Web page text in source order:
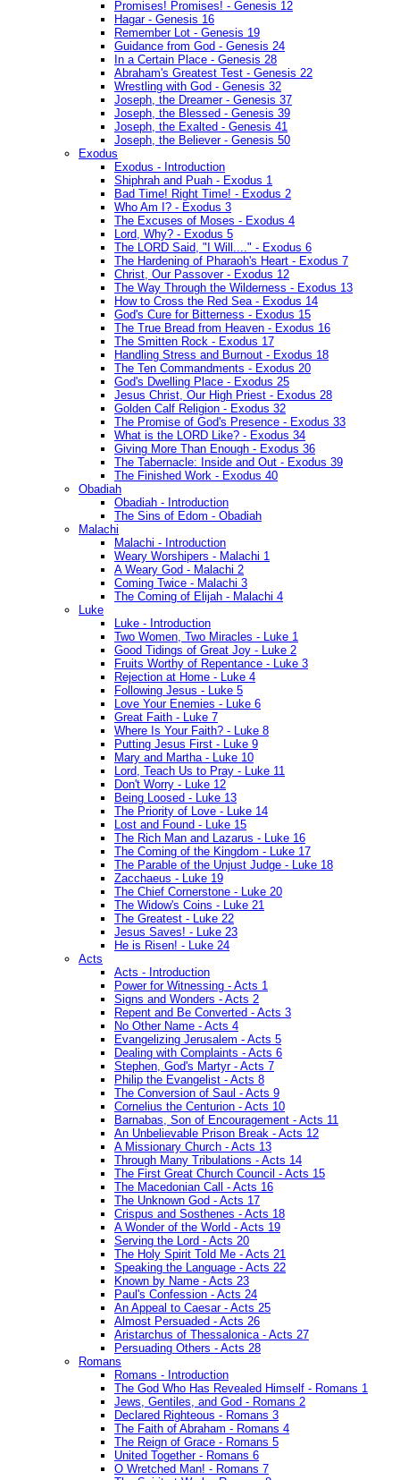
Promises! Promises! - Genesis 12
Hagar - Genesis 16
Remember Lot - Genesis 19
Guidance from God - Genesis 24
In a Certain Place - Genesis 28
Abraham's Greatest Test - Genesis 22
Wrestling with God - Genesis 32
Joseph, the Dreamer - Genesis 37
Joseph, the Blessed - Genesis 39
Joseph, the Exalted - Genesis 41
Joseph, the Believer - Genesis 50
Exodus
Exodus - Introduction
Shiphrah and Puah - Exodus 1
Bad Time! Right Time! - Exodus 2
Who Am I? - Exodus 3
The Excuses of Moses - Exodus 4
Lord, Why? - Exodus 5
The LORD Said, "I Will...." - Exodus 6
The Hardening of Pharaoh's Heart - Exodus 7
Christ, Our Passover - Exodus 12
The Way Through the Wilderness - Exodus 13
How to Cross the Red Sea - Exodus 14
God's Cure for Bitterness - Exodus 15
The True Bread from Heaven - Exodus 16
The Smitten Rock - Exodus 17
Handling Stress and Burnout - Exodus 18
The Ten Commandments - Exodus 20
God's Dwelling Place - Exodus 25
Jesus Christ, Our High Priest - Exodus 28
Golden Calf Religion - Exodus 32
The Promise of God's Presence - Exodus 33
What is the LORD Like? - Exodus 34
Giving More Than Enough - Exodus 36
The Tabernacle: Inside and Out - Exodus 39
The Finished Work - Exodus 40
Obadiah
Obadiah - Introduction
The Sins of Edom - Obadiah
Malachi
Malachi - Introduction
Weary Worshipers - Malachi 1
A Weary God - Malachi 2
Coming Twice - Malachi 3
The Coming of Elijah - Malachi 4
Luke
Luke - Introduction
Two Women, Two Miracles - Luke 1
Good Tidings of Great Joy - Luke 2
Fruits Worthy of Repentance - Luke 3
Rejection at Home - Luke 4
Following Jesus - Luke 5
Love Your Enemies - Luke 6
Great Faith - Luke 7
Where Is Your Faith? - Luke 8
Putting Jesus First - Luke 9
Mary and Martha - Luke 10
Lord, Teach Us to Pray - Luke 11
Don't Worry - Luke 12
Being Loosed - Luke 13
The Priority of Love - Luke 14
Lost and Found - Luke 15
The Rich Man and Lazarus - Luke 16
The Coming of the Kingdom - Luke 17
The Parable of the Unjust Judge - Luke 18
Zacchaeus - Luke 19
The Chief Cornerstone - Luke 20
The Widow's Coins - Luke 21
The Greatest - Luke 22
Jesus Saves! - Luke 23
He is Risen! - Luke 24
Acts
Acts - Introduction
Power for Witnessing - Acts 1
Signs and Wonders - Acts 2
Repent and Be Converted - Acts 3
No Other Name - Acts 4
Evangelizing Jerusalem - Acts 5
Dealing with Complaints - Acts 6
Stephen, God's Martyr - Acts 7
Philip the Evangelist - Acts 8
The Conversion of Saul - Acts 9
Cornelius the Centurion - Acts 10
Barnabas, Son of Encouragement - Acts 11
An Unbelievable Prison Break - Acts 12
A Missionary Church - Acts 13
Through Many Tribulations - Acts 14
The First Great Church Council - Acts 15
The Macedonian Call - Acts 16
The Unknown God - Acts 17
Crispus and Sosthenes - Acts 18
A Wonder of the World - Acts 19
Serving the Lord - Acts 20
The Holy Spirit Told Me - Acts 21
Speaking the Language - Acts 22
Known by Name - Acts 23
Paul's Confession - Acts 24
An Appeal to Caesar - Acts 25
Almost Persuaded - Acts 26
Aristarchus of Thessalonica - Acts 27
Persuading Others - Acts 28
Romans
Romans - Introduction
The God Who Has Revealed Himself - Romans 1
Jews, Gentiles, and God - Romans 2
Declared Righteous - Romans 3
The Faith of Abraham - Romans 4
The Reign of Grace - Romans 5
United Together - Romans 6
O Wretched Man! - Romans 7